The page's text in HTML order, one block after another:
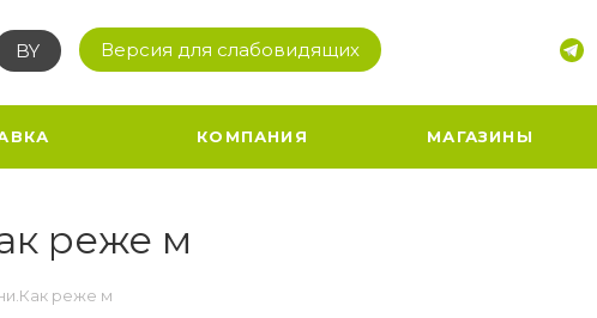
BY Версия для слабовидящих
КОМПАНИЯ МАГАЗИНЫ
реже м
реже м